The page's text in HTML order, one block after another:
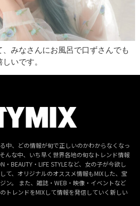
みなさんにお風呂で口ずさんでも
いです。
中、どの情報が旬で正しいのかわからなくなっ
んな中、いち早く世界各地の旬なトレンド情報
・BEAUTY・LIFE STYLEなど、女の子が今欲し
て、オリジナルのオススメ情報もMIXした、宝
ン。 また、雑誌・WEB・映像・イベントなど
トレンドをMIXして情報を発信していく新しい